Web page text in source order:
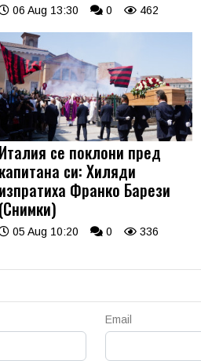
06 Aug 13:30 0 462
Италия се поклони пред
капитана си: Хиляди
изпратиха Франко Барези
(Снимки)
05 Aug 10:20 0 336
Email